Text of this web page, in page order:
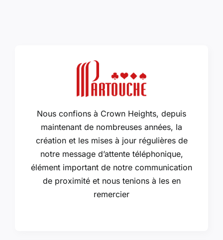
Nous confions à Crown Heights, depuis
maintenant de nombreuses années, la
création et les mises à jour régulières de
notre message d’attente téléphonique,
élément important de notre communication
de proximité et nous tenions à les en
remercier